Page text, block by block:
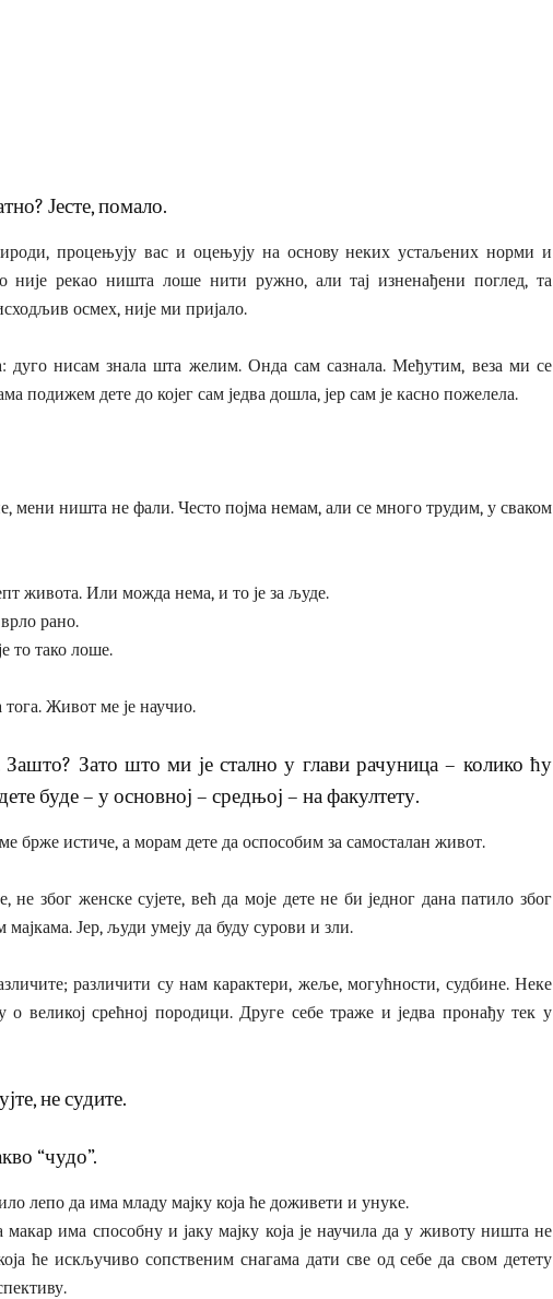
Јесте, помало.
процењују вас и оцењују на основу неких устаљених норми и
није рекао ништа лоше нити ружно, али тај изненађени поглед, та
осмех, није ми пријало.
дуго нисам знала шта желим. Онда сам сазнала. Међутим, веза ми се
подижем дете до којег сам једва дошла, јер сам је касно пожелела.
мени ништа не фали. Често појма немам, али се много трудим, у сваком
живота. Или можда нема, и то је за људе.
рано.
то тако лоше.
Живот ме је научио.
Зато што ми је стално у глави рачуница – колико ћу
буде – у основној – средњој – на факултету.
брже истиче, а морам дете да оспособим за самосталан живот.
због женске сујете, већ да моје дете не би једног дана патило због
Јер, људи умеју да буду сурови и зли.
различити су нам карактери, жеље, могућности, судбине. Неке
о великој срећној породици. Друге себе траже и једва пронађу тек у
не судите.
“чудо”.
лепо да има младу мајку која ће доживети и унуке.
има способну и јаку мајку која је научила да у животу ништа не
ће искључиво сопственим снагама дати све од себе да свом детету